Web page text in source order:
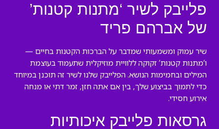
פלייבק לשיר ‘מתנות קטנות’
של אברהם פריד
שיר עמוק ומשמעותי שמדבר על הברכות הקטנות בחיים —
ו’מתנות קטנות’ זקוקה ללוויית מוזיקלית שתעמוד בעוצמת
המילים ובחמימות הנושא. הפלייבק שלנו לשיר זה תוכנן במיוחד
כדי לתמוך בביצוע שלך, בין אם אתה חזן, זמר דתי או מנחה
אירוע חסידי.
גרסאות פלייבק איכותיות